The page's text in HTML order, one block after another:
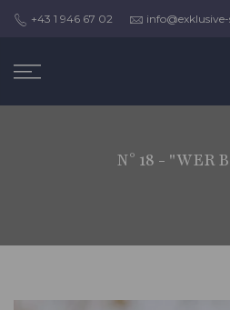
Zum
Inhalt
+43 1 946 67 02
N° 18 - "WER